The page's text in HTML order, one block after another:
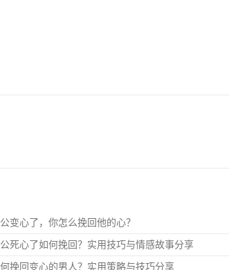
变心了，你怎么挽回他的心？
死心了如何挽回？实用技巧与情感故事分享
挽回变心的男人？实用策略与技巧分享